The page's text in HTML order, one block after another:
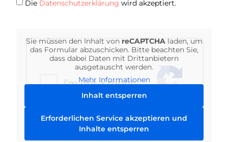
Die Datenschutzerklärung wird akzeptiert.
Sie müssen den Inhalt von reCAPTCHAladen, um
das Formular abzuschicken. Bitte beachten Sie,
dass dabei Daten mit Drittanbietern
ausgetauscht werden.
Mehr Informationen
Inhalt entsperren
Erforderlichen Service akzeptieren und
Inhalte entsperren